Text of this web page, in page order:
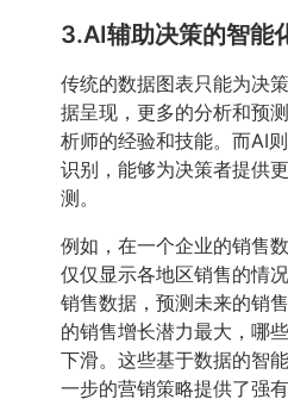
3.AI辅助决策的智能
传统的数据图表只能为决
据呈现，更多的分析和预
析师的经验和技能。而AI
识别，能够为决策者提供
测。
例如，在一个企业的销售
仅仅显示各地区销售的情
销售数据，预测未来的销
的销售增长潜力最大，哪
下滑。这些基于数据的智
一步的营销策略提供了强有